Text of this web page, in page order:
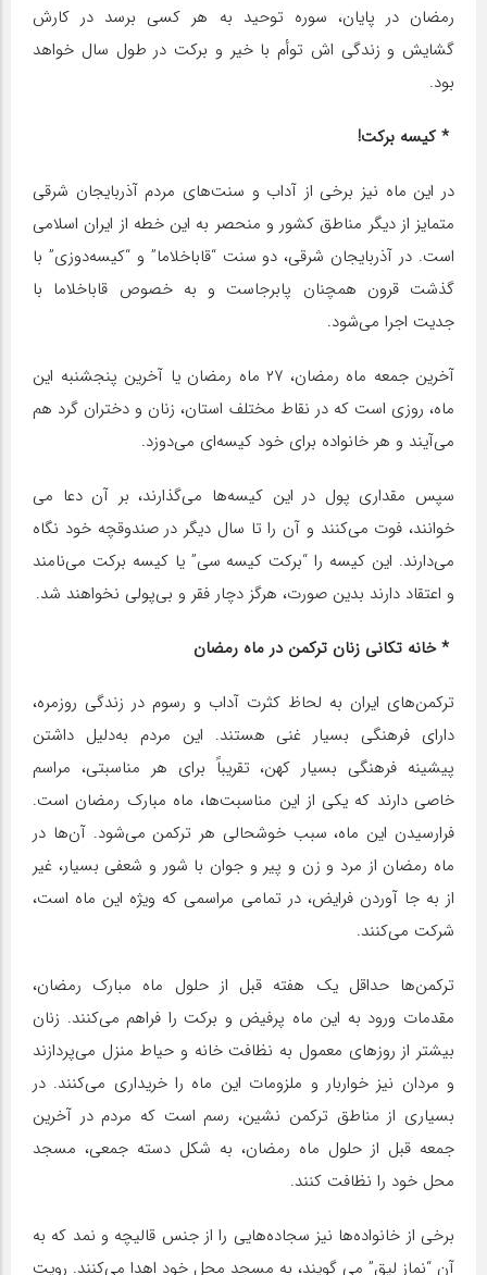
رمضان در پایان، سوره توحید به هر کسی برسد در کارش
گشایش و زندگی اش توأم با خیر و برکت در طول سال خواهد
بود.
* کیسه برکت!
در این ماه نیز برخی از آداب و سنت‌های مردم آذربایجان شرقی
متمایز از دیگر مناطق کشور و منحصر به این خطه از ایران اسلامی
است. در آذربایجان شرقی، دو سنت “قاباخلاما” و “کیسه‌دوزی” با
گذشت قرون همچنان پابرجاست و به خصوص قاباخلاما با
جدیت اجرا می‌شود.‏
آخرین جمعه ماه رمضان، ۲۷ ماه رمضان یا آخرین پنجشنبه این
ماه، روزی است که در نقاط مختلف استان، زنان و دختران گرد هم
می‌آیند و هر خانواده برای خود کیسه‌ای می‌دوزد.
سپس مقداری پول در این کیسه‌ها می‌گذارند، بر آن دعا می
خوانند، فوت می‌کنند و آن را تا سال دیگر در صندوقچه خود نگاه
می‌دارند. این کیسه را “برکت کیسه سی” یا کیسه برکت می‌نامند
و اعتقاد دارند بدین صورت، هرگز دچار فقر و بی‌پولی نخواهند شد.‏
* خانه تکانی زنان ترکمن در ماه رمضان
ترکمن‌های ایران به لحاظ کثرت آداب و رسوم در زندگی روزمره،
دارای فرهنگی بسیار غنی هستند. این مردم به‌دلیل داشتن
پیشینه فرهنگی بسیار کهن، تقریباً برای هر مناسبتی، مراسم
خاصی دارند که یکی از این مناسبت‌ها، ماه مبارک رمضان است.
فرارسیدن این ماه، سبب خوشحالی هر ترکمن می‌شود. آن‌ها در
ماه رمضان از مرد و زن و پیر و جوان با شور و شعفی بسیار، غیر
از به جا آوردن فرایض، در تمامی مراسمی که ویژه این ماه است،
شرکت می‌کنند.
ترکمن‌ها حداقل یک هفته قبل از حلول ماه مبارک رمضان،
مقدمات ورود به این ماه پرفیض و برکت را فراهم می‌کنند. زنان
بیشتر از روزهای معمول به نظافت خانه و حیاط منزل می‌پردازند
و مردان نیز خواربار و ملزومات این ماه را خریداری می‌کنند. در
بسیاری از مناطق ترکمن نشین، رسم است که مردم در آخرین
جمعه قبل از حلول ماه رمضان، به شکل دسته جمعی، مسجد
محل خود را نظافت کنند. ‏
برخی از خانواده‌ها نیز سجاده‌هایی را از جنس قالیچه و نمد که به
آن “نماز لیق” می گویند، به مسجد محل خود اهدا می‌کنند. رویت